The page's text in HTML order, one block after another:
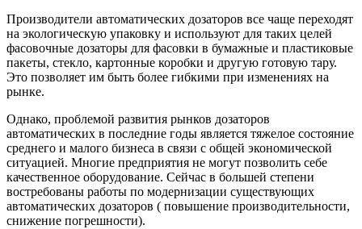
Производители автоматических дозаторов все чаще переходят
на экологическую упаковку и используют для таких целей
фасовочные дозаторы для фасовки в бумажные и пластиковые
пакеты, стекло, картонные коробки и другую готовую тару.
Это позволяет им быть более гибкими при изменениях на
рынке.
Однако, проблемой развития рынков дозаторов
автоматических в последние годы является тяжелое состояние
среднего и малого бизнеса в связи с общей экономической
ситуацией. Многие предприятия не могут позволить себе
качественное оборудование. Сейчас в большей степени
востребованы работы по модернизации существующих
автоматических дозаторов ( повышение производительности,
снижение погрешности).